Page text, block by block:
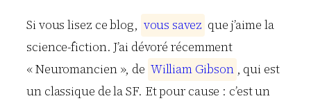
Si vous lisez ce blog, vous savez que j’aime la
science-fiction. J’ai dévoré récemment
« Neuromancien », de William Gibson , qui est
un classique de la SF. Et pour cause : c’est un